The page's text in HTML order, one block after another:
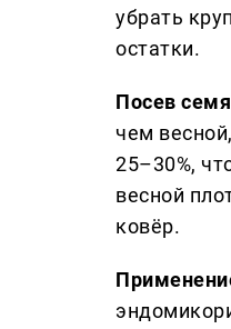
убрать
остатки.
Посев
чем
25–30%,
весной
ковёр.